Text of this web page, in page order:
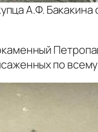
А.Ф.
по